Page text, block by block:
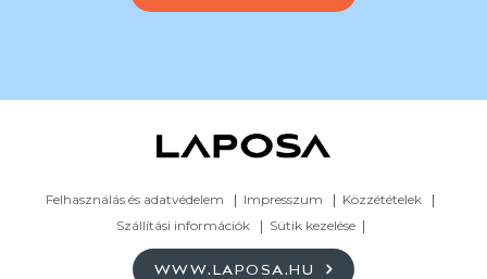
Felhasználás és adatvédelem Impresszum
Közzétételek
Szállítási információk
Sütik kezelése
WWW.LAPOSA.HU